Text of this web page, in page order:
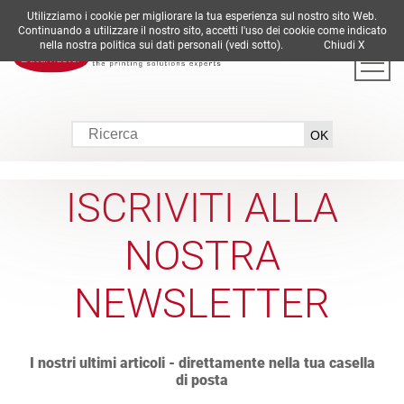
DE EN ES FR IT
ISCRIVITI ALLA
NOSTRA
NEWSLETTER
I nostri ultimi articoli - direttamente nella tua casella
di posta
Utilizziamo i cookie per migliorare la tua esperienza sul nostro sito Web.
Continuando a utilizzare il nostro sito, accetti l'uso dei cookie come indicato
nella nostra politica sui dati personali (vedi sotto). Chiudi X